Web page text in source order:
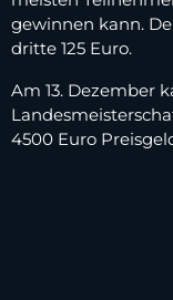
gewinnen kann.
dritte 125 Euro.
Am 13. Dezember
4500 Euro